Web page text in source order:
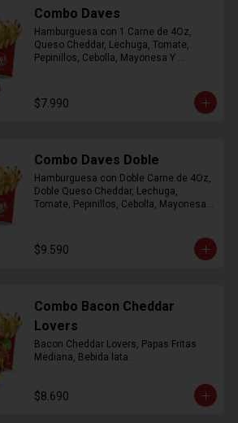
Combo Daves
Hamburguesa con 1 Carne de 4Oz,
Queso Cheddar, Lechuga, Tomate,
Pepinillos, Cebolla, Mayonesa Y
$7.990
Combo Daves Doble
Hamburguesa con Doble Carne de 4Oz,
Doble Queso Cheddar, Lechuga,
Tomate, Pepinillos, Cebolla, Mayonesa y
$9.590
Combo Bacon Cheddar
Lovers
Bacon Cheddar Lovers, Papas Fritas
Mediana, Bebida lata.
$8.690